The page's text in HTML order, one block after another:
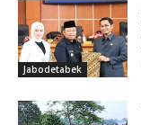
Jabodetabek